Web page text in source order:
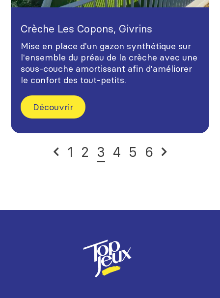
Crèche Les Copons, Givrins
Mise en place d'un gazon synthétique sur
l'ensemble du préau de la crèche avec une
sous-couche amortissant afin d'améliorer
le confort des tout-petits.
Découvrir
1 2 3 4 5 6